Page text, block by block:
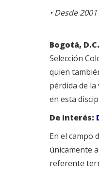
• Desde
Bogotá,
Selección
quien
pérdida de
en esta
De interés:
En el campo
únicamente
referente